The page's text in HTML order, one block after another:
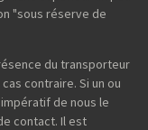
"sous réserve de
du transporteur
contraire. Si un ou
de nous le
contact. Il est